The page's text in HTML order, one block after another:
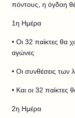
πόντους, η όγδοη
1η Ημέρα
• Οι 32 παίκτες θα
αγώνες
• Οι συνθέσεις των
• Και οι 32
2η Ημέρα